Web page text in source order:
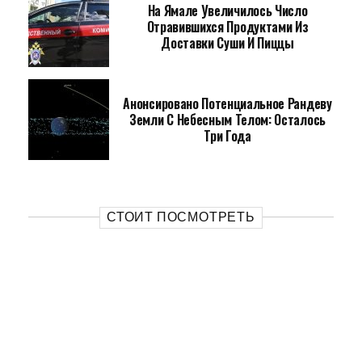
На Ямале Увеличилось Число
Отравившихся Продуктами Из
Доставки Суши И Пиццы
Анонсировано Потенциальное Рандеву
Земли С Небесным Телом: Осталось
Три Года
СТОИТ ПОСМОТРЕТЬ